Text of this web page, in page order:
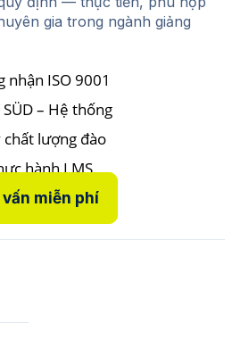
gia trong ngành giảng
vấn miễn phí